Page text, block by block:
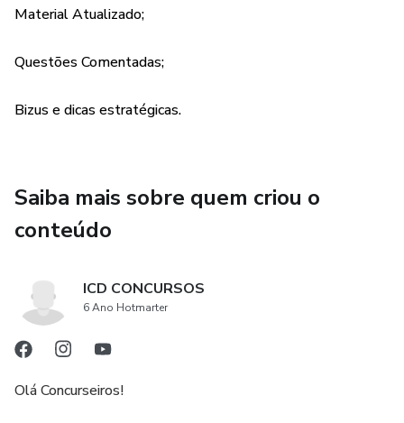
Material Atualizado;
Questões Comentadas;
Bizus e dicas estratégicas.
Saiba mais sobre quem criou o
conteúdo
ICD CONCURSOS
6 Ano Hotmarter
Olá Concurseiros!